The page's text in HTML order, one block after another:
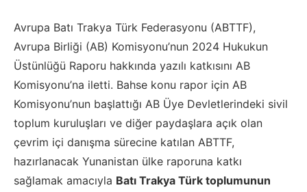
Avrupa Batı Trakya Türk Federasyonu (ABTTF),
Avrupa Birliği (AB) Komisyonu’nun 2024 Hukukun
Üstünlüğü Raporu hakkında yazılı katkısını AB
Komisyonu’na iletti. Bahse konu rapor için AB
Komisyonu’nun başlattığı AB Üye Devletlerindeki sivil
toplum kuruluşları ve diğer paydaşlara açık olan
çevrim içi danışma sürecine katılan ABTTF,
hazırlanacak Yunanistan ülke raporuna katkı
sağlamak amacıyla Batı Trakya Türk toplumunun